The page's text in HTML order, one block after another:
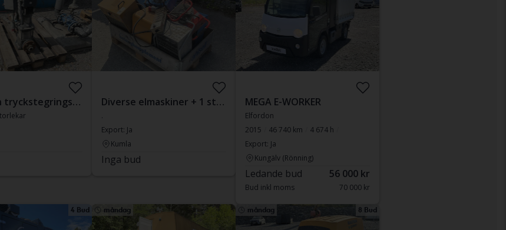
3 stycken tryckstegringspumpar Diverse elmaskiner + 1 styck pall med byggfläktar
.
Export: Ja
Kumla
Inga bud
MEGA E-WORKER
Elfordon
2015
46 740 km
4 674 h
Export: Ja
Kungälv (Rönning)
Ledande bud 56 000 kr
Bud inkl moms 70 000 kr
4 Bud måndag måndag 8 Bud